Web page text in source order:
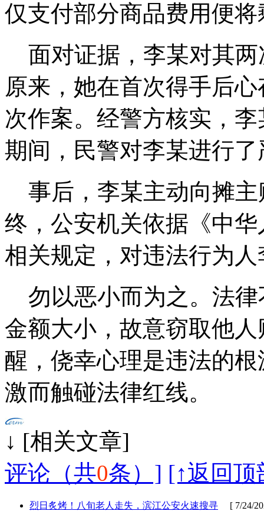
仅支付部分商品费用便
面对证据，李某对其两
原来，她在首次得手后
次作案。经警方核实，
期间，民警对李某进行
事后，李某主动向摊主
终，公安机关依据《中
相关规定，对违法行为
勿以恶小而为之。法律
金额大小，故意窃取他
醒，侥幸心理是违法的
激而触碰法律红线。
↓ [相
评论（共0条）] [↑返回顶
烈日炙烤！八旬老人走失，滨江公安火速搜寻 [ 7/24/